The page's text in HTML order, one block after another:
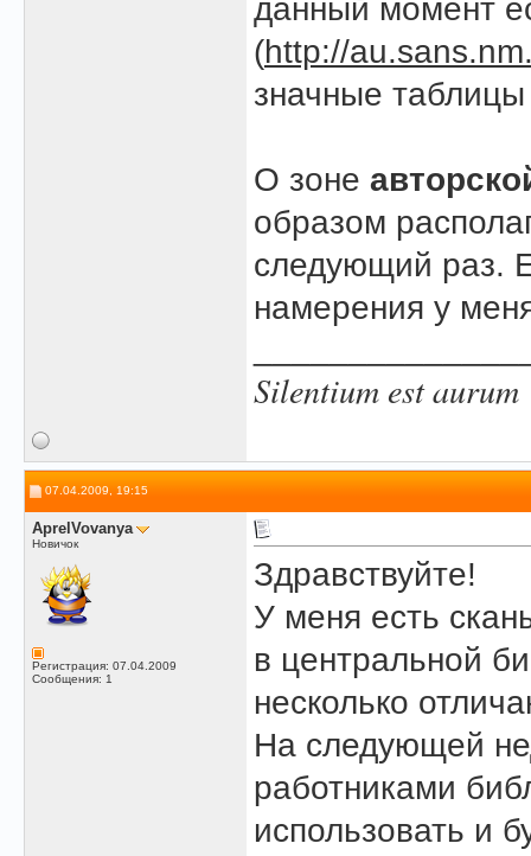
данный момент
(http://
значные таблицы
О зоне
образом
следующий раз.
намерения у
Silentium est aurum
07.04.2009, 19:15
AprelVovanya
Новичок
Регистрация: 07.04.2009
Сообщения: 1
Здравствуйте!
У меня есть
в центральной
несколько
На следующей
работниками
использовать и